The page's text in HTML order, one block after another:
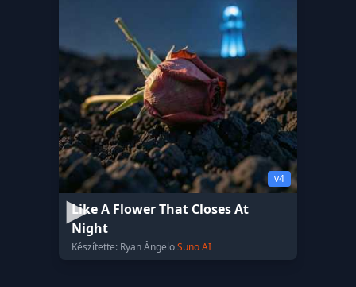
v4
Like A Flower That Closes At
Night
Készítette: Ryan ÂngeloSuno AI